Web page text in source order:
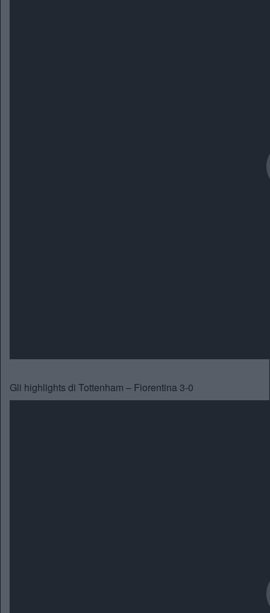
Gli highlights di Tottenham – Fiorentina 3-0